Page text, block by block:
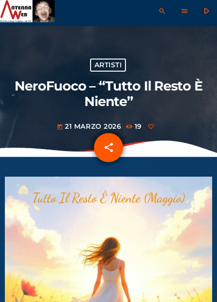
search menu play_arrow
ARTISTI
NeroFuoco – “Tutto Il Resto È
Niente”
today 21 MARZO 2026 19
share
email